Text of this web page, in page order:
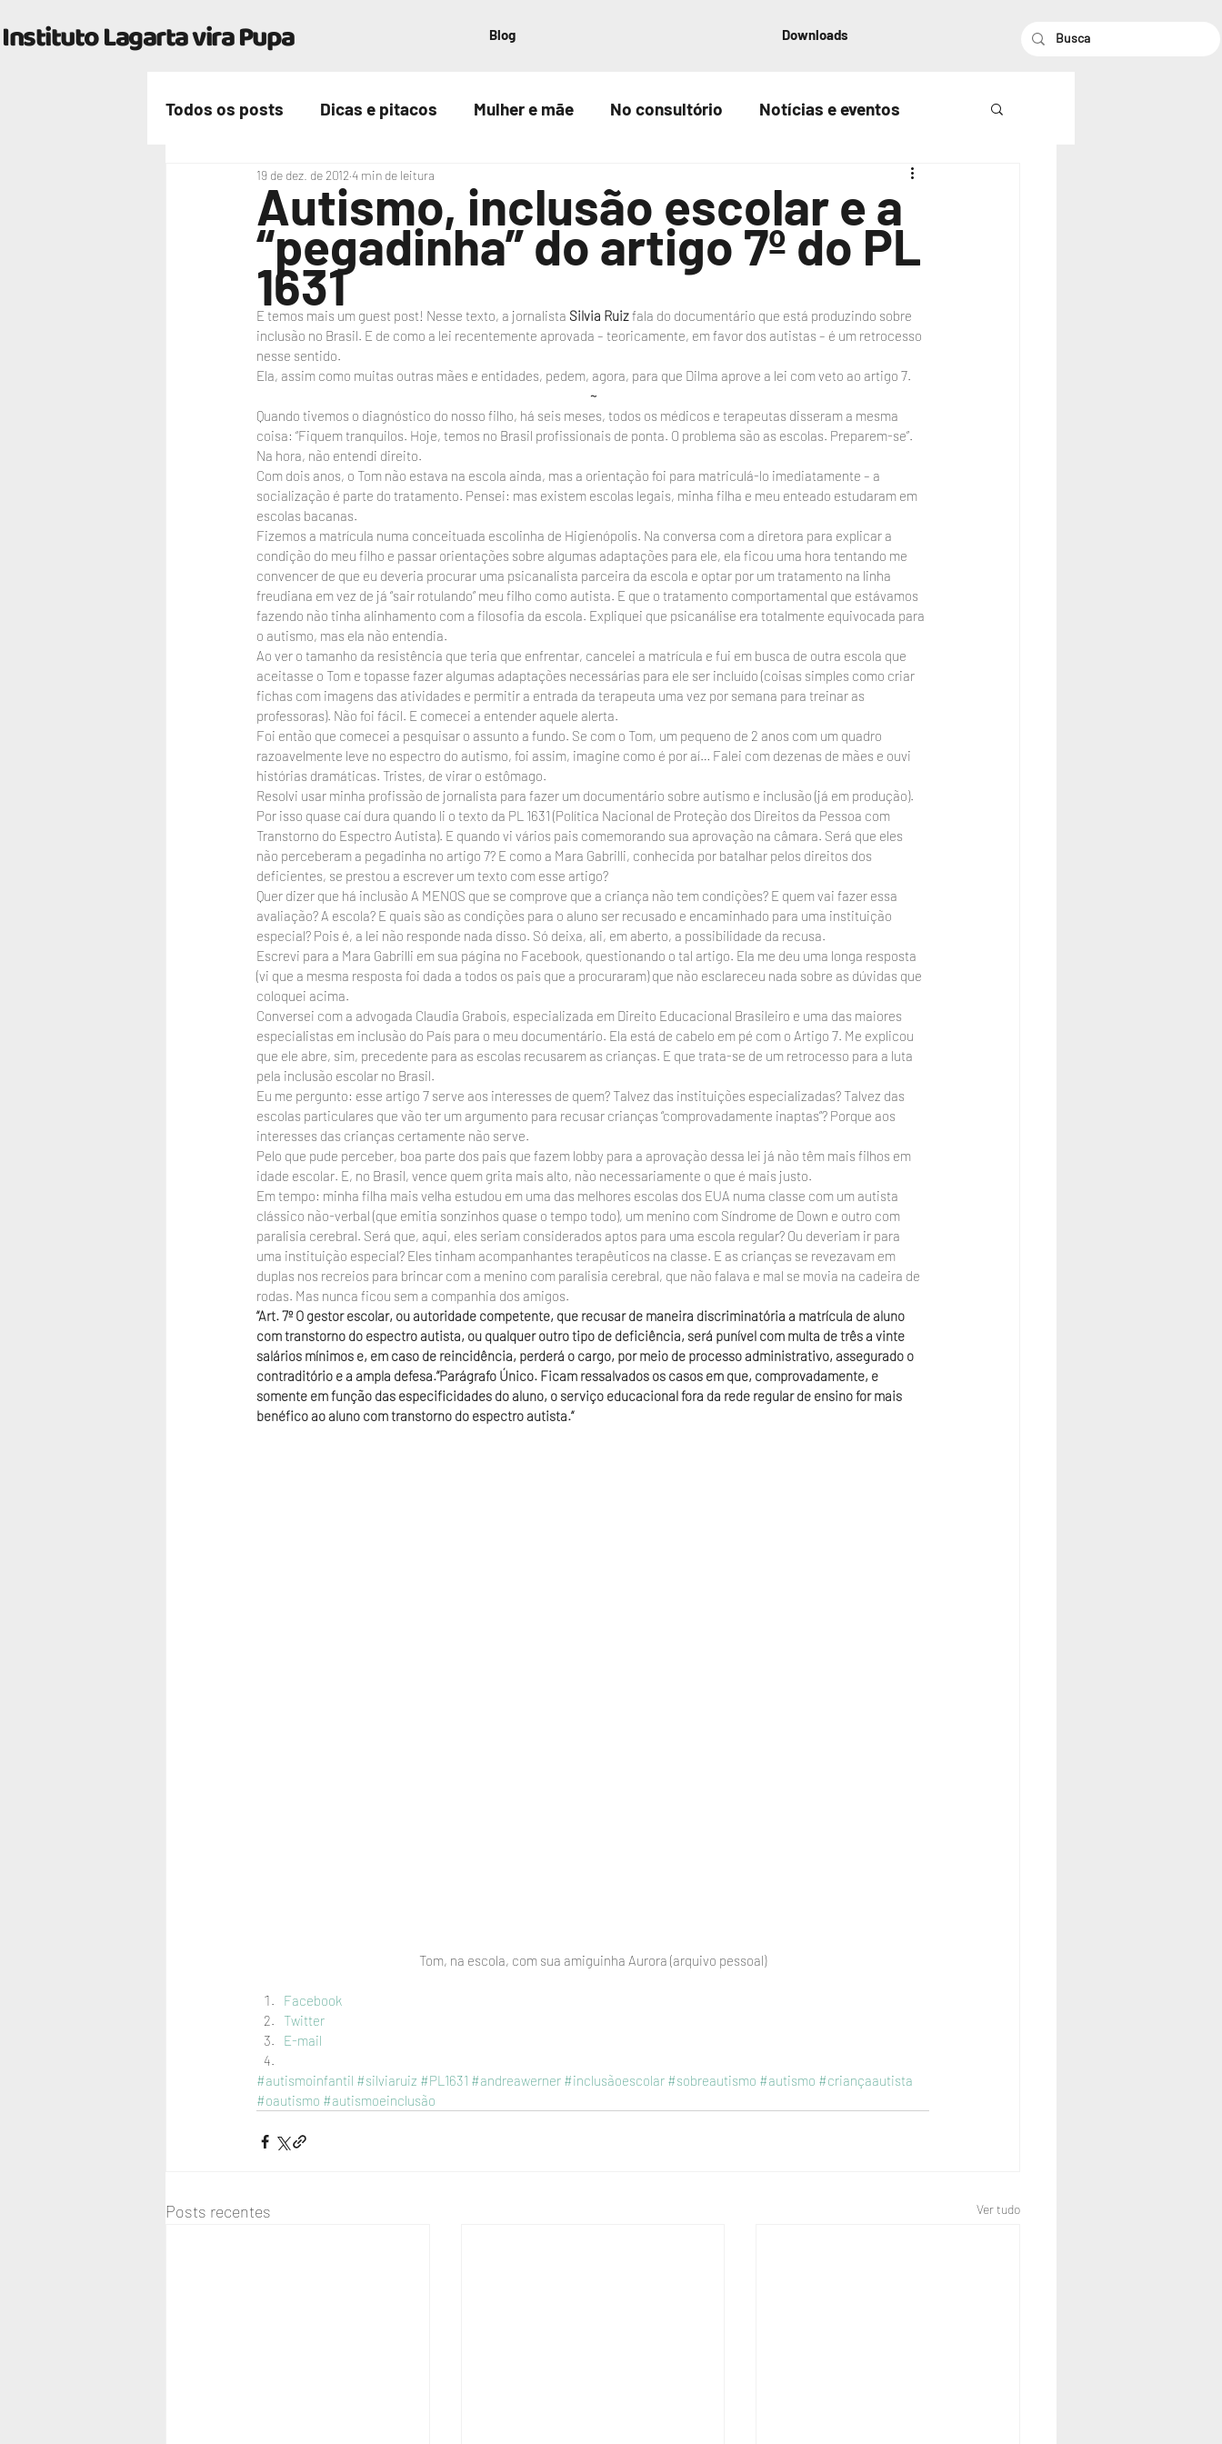
Instituto Lagarta vira Pupa Blog Downloads
Todos os posts Dicas e pitacos Mulher e mãe No consultório Notícias e eventos
Nossa vidaAutismo, inclusão escolar e a
“pegadinha” do artigo 7º do PL
1631
19 de dez. de 2012 4 min de leitura
E temos mais um guest post! Nesse texto, a jornalista Silvia Ruiz fala do documentário que está produzindo sobre
inclusão no Brasil. E de como a lei recentemente aprovada – teoricamente, em favor dos autistas – é um retrocesso
nesse sentido.
Ela, assim como muitas outras mães e entidades, pedem, agora, para que Dilma aprove a lei com veto ao artigo 7.
~
Quando tivemos o diagnóstico do nosso filho, há seis meses, todos os médicos e terapeutas disseram a mesma
coisa: “Fiquem tranquilos. Hoje, temos no Brasil profissionais de ponta. O problema são as escolas. Preparem-se”.
Na hora, não entendi direito.
Com dois anos, o Tom não estava na escola ainda, mas a orientação foi para matriculá-lo imediatamente – a
socialização é parte do tratamento. Pensei: mas existem escolas legais, minha filha e meu enteado estudaram em
escolas bacanas.
Fizemos a matrícula numa conceituada escolinha de Higienópolis. Na conversa com a diretora para explicar a
condição do meu filho e passar orientações sobre algumas adaptações para ele, ela ficou uma hora tentando me
convencer de que eu deveria procurar uma psicanalista parceira da escola e optar por um tratamento na linha
freudiana em vez de já “sair rotulando” meu filho como autista. E que o tratamento comportamental que estávamos
fazendo não tinha alinhamento com a filosofia da escola. Expliquei que psicanálise era totalmente equivocada para
o autismo, mas ela não entendia.
Ao ver o tamanho da resistência que teria que enfrentar, cancelei a matrícula e fui em busca de outra escola que
aceitasse o Tom e topasse fazer algumas adaptações necessárias para ele ser incluído (coisas simples como criar
fichas com imagens das atividades e permitir a entrada da terapeuta uma vez por semana para treinar as
professoras). Não foi fácil. E comecei a entender aquele alerta.
Foi então que comecei a pesquisar o assunto a fundo. Se com o Tom, um pequeno de 2 anos com um quadro
razoavelmente leve no espectro do autismo, foi assim, imagine como é por aí… Falei com dezenas de mães e ouvi
histórias dramáticas. Tristes, de virar o estômago.
Resolvi usar minha profissão de jornalista para fazer um documentário sobre autismo e inclusão (já em produção).
Por isso quase caí dura quando li o texto da PL 1631 (Política Nacional de Proteção dos Direitos da Pessoa com
Transtorno do Espectro Autista). E quando vi vários pais comemorando sua aprovação na câmara. Será que eles
não perceberam a pegadinha no artigo 7? E como a Mara Gabrilli, conhecida por batalhar pelos direitos dos
deficientes, se prestou a escrever um texto com esse artigo?
Quer dizer que há inclusão A MENOS que se comprove que a criança não tem condições? E quem vai fazer essa
avaliação? A escola? E quais são as condições para o aluno ser recusado e encaminhado para uma instituição
especial? Pois é, a lei não responde nada disso. Só deixa, ali, em aberto, a possibilidade da recusa.
Escrevi para a Mara Gabrilli em sua página no Facebook, questionando o tal artigo. Ela me deu uma longa resposta
(vi que a mesma resposta foi dada a todos os pais que a procuraram) que não esclareceu nada sobre as dúvidas que
coloquei acima.
Conversei com a advogada Claudia Grabois, especializada em Direito Educacional Brasileiro e uma das maiores
especialistas em inclusão do País para o meu documentário. Ela está de cabelo em pé com o Artigo 7. Me explicou
que ele abre, sim, precedente para as escolas recusarem as crianças. E que trata-se de um retrocesso para a luta
pela inclusão escolar no Brasil.
Eu me pergunto: esse artigo 7 serve aos interesses de quem? Talvez das instituições especializadas? Talvez das
escolas particulares que vão ter um argumento para recusar crianças “comprovadamente inaptas”? Porque aos
interesses das crianças certamente não serve.
Pelo que pude perceber, boa parte dos pais que fazem lobby para a aprovação dessa lei já não têm mais filhos em
idade escolar. E, no Brasil, vence quem grita mais alto, não necessariamente o que é mais justo.
Em tempo: minha filha mais velha estudou em uma das melhores escolas dos EUA numa classe com um autista
clássico não-verbal (que emitia sonzinhos quase o tempo todo), um menino com Síndrome de Down e outro com
paralisia cerebral. Será que, aqui, eles seriam considerados aptos para uma escola regular? Ou deveriam ir para
uma instituição especial? Eles tinham acompanhantes terapêuticos na classe. E as crianças se revezavam em
duplas nos recreios para brincar com a menino com paralisia cerebral, que não falava e mal se movia na cadeira de
rodas. Mas nunca ficou sem a companhia dos amigos.
“Art. 7º O gestor escolar, ou autoridade competente, que recusar de maneira discriminatória a matrícula de aluno
com transtorno do espectro autista, ou qualquer outro tipo de deficiência, será punível com multa de três a vinte
salários mínimos e, em caso de reincidência, perderá o cargo, por meio de processo administrativo, assegurado o
contraditório e a ampla defesa.”Parágrafo Único. Ficam ressalvados os casos em que, comprovadamente, e
somente em função das especificidades do aluno, o serviço educacional fora da rede regular de ensino for mais
benéfico ao aluno com transtorno do espectro autista.“
Tom, na escola, com sua amiguinha Aurora (arquivo pessoal)
Facebook
Twitter
E-mail
#autismoinfantil #silviaruiz #PL1631 #andreawerner #inclusãoescolar #sobreautismo #autismo #criançaautista
#oautismo #autismoeinclusão
Posts recentes Ver tudo